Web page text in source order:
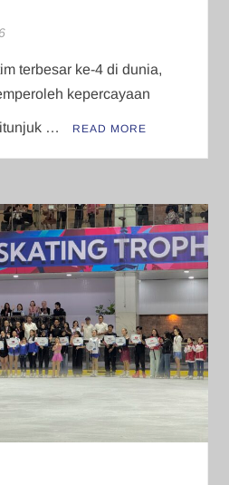
terbesar ke-4 di dunia,
kepercayaan
… READ MORE